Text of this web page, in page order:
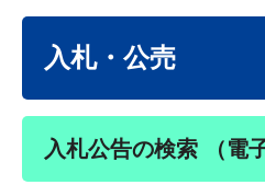
入札・公売
入札公告の検索 （電